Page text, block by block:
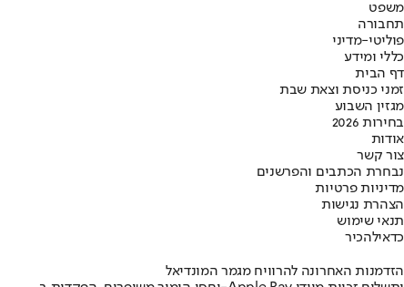
משפט
תחבורה
פוליטי-מדיני
כללי ומידע
דף הבית
זמני כניסת וצאת שבת
מגזין השבוע
בחירות 2026
אודות
צור קשר
נבחרת הכתבים והפרשנים
מדיניות פרטיות
הצהרת נגישות
תנאי שימוש
כדאילהכיר
הזדמנות האחרונה להרוויח מגמר המונדיאל